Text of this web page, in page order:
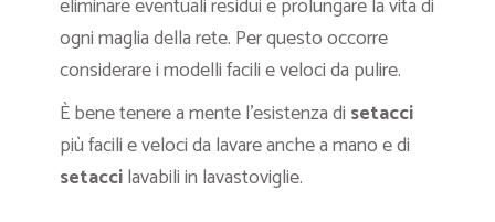
ogni maglia della rete. Per questo occorre
considerare i modelli facili e veloci da pulire.
È bene tenere a mente l’esistenza di setacci
più facili e veloci da lavare anche a mano e di
setaccilavabili in lavastoviglie.